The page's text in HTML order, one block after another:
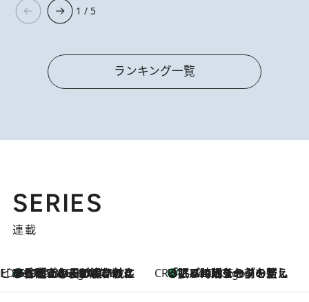
1 / 5
ランキング一覧
SERIES
連載
ビューティいいもの集め EDITORS' BEST
2 Hours Ago
35℃超えの日の夜、枕にひと吹き！ BAUMのルームスプレーが、ひのきの香りで心まで解きほぐす CREA'S CHOICE
2 Hours Ago
「眠る時刻をセットする」——眠りの前を整える、バルミューダの新しいアプローチ